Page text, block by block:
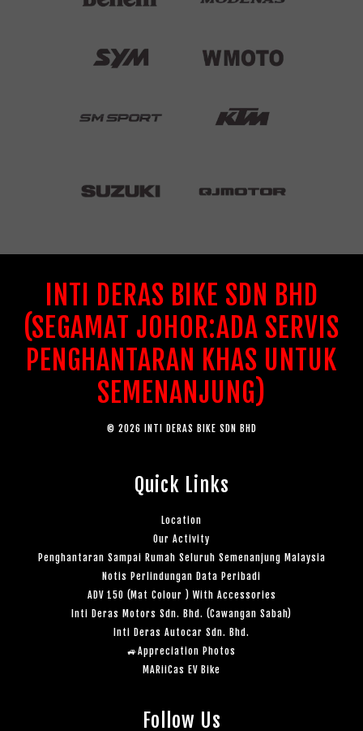
INTI DERAS BIKE SDN BHD
(SEGAMAT JOHOR:ADA SERVIS
PENGHANTARAN KHAS UNTUK
SEMENANJUNG)
© 2026 INTI DERAS BIKE SDN BHD
Quick Links
Location
Our Activity
Penghantaran Sampai Rumah Seluruh Semenanjung Malaysia
Notis Perlindungan Data Peribadi
ADV 150 (Mat Colour ) With Accessories
Inti Deras Motors Sdn. Bhd. (Cawangan Sabah)
Inti Deras Autocar Sdn. Bhd.
🚙Appreciation Photos
MARiiCas EV Bike
Follow Us